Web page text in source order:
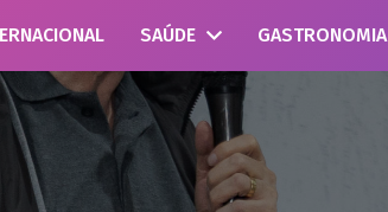
SAÚDE GASTRONOMIA